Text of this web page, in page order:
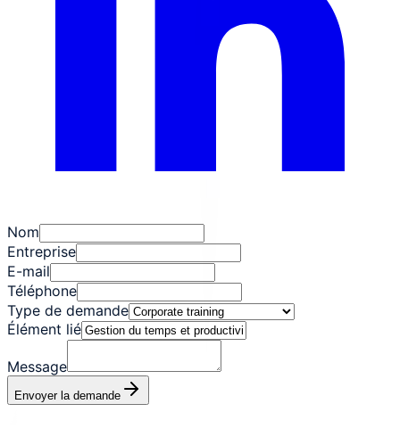
Nom
Entreprise
E-mail
Téléphone
Type de demande
Élément lié
Message
Envoyer la demande